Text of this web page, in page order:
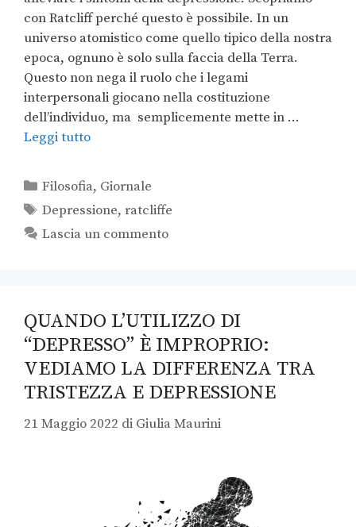
con Ratcliff perché questo è possibile. In un
universo atomistico come quello tipico della nostra
epoca, ognuno è solo sulla faccia della Terra.
Questo non nega il ruolo che i legami
interpersonali giocano nella costituzione
dell’individuo, ma semplicemente mette in …
Leggi tutto
Filosofia, Giornale
Depressione,ratcliffe
Lascia un commento
QUANDO L’UTILIZZO DI
“DEPRESSO” È IMPROPRIO:
VEDIAMO LA DIFFERENZA TRA
TRISTEZZA E DEPRESSIONE
21 Maggio 2022 di Giulia Maurini